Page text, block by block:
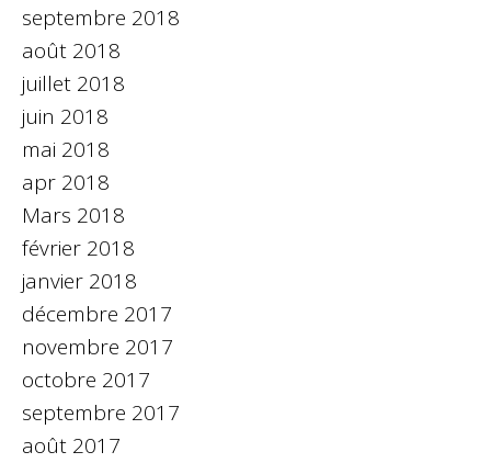
septembre 2018
août 2018
juillet 2018
juin 2018
mai 2018
apr 2018
Mars 2018
février 2018
janvier 2018
décembre 2017
novembre 2017
octobre 2017
septembre 2017
août 2017